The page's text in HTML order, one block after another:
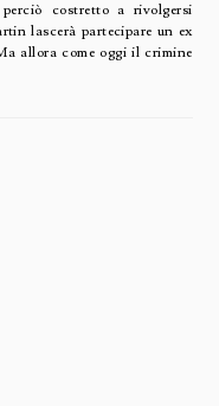
costretto a rivolgersi
lascerà partecipare un ex
allora come oggi il crimine